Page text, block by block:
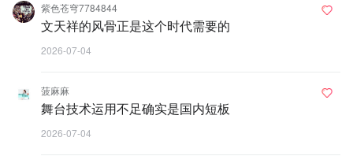
紫色苍穹7784844
文天祥的风骨正是这个时代需要的
2026-07-04
菠麻麻
舞台技术运用不足确实是国内短板
2026-07-04